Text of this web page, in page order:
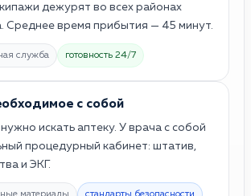
дежурят во всех районах
Среднее время прибытия — 45 минут.
служба готовность 24/7
с собой
искать аптеку. У врача с собой
процедурный кабинет: штатив,
и ЭКГ.